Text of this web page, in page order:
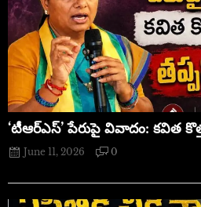
‘టీఆర్ఎస్’ పేరుపై వివాదం: కవిత
June 11, 2026 0